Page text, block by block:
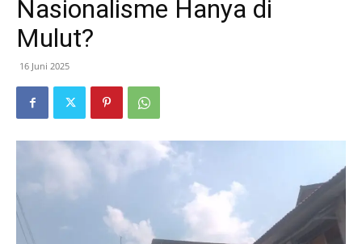
Nasionalisme Hanya di
Mulut?
16 Juni 2025